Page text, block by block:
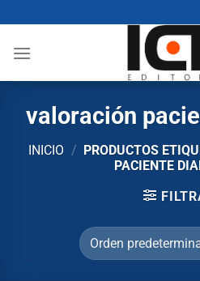
al
contenido
valoración
INICIO /
PRODUCTOS
PACIENTE